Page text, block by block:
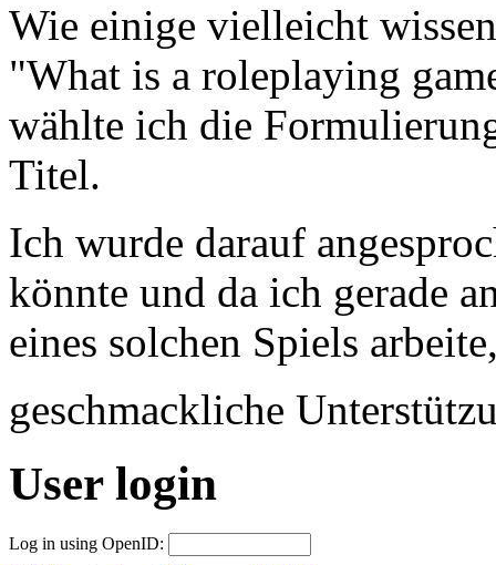
Wie einige vielleicht
"What is a roleplaying
wählte ich die
Titel.
Ich wurde darauf
könnte und da ich gerade
eines solchen Spiels
geschmackliche
User login
Log in using OpenID: